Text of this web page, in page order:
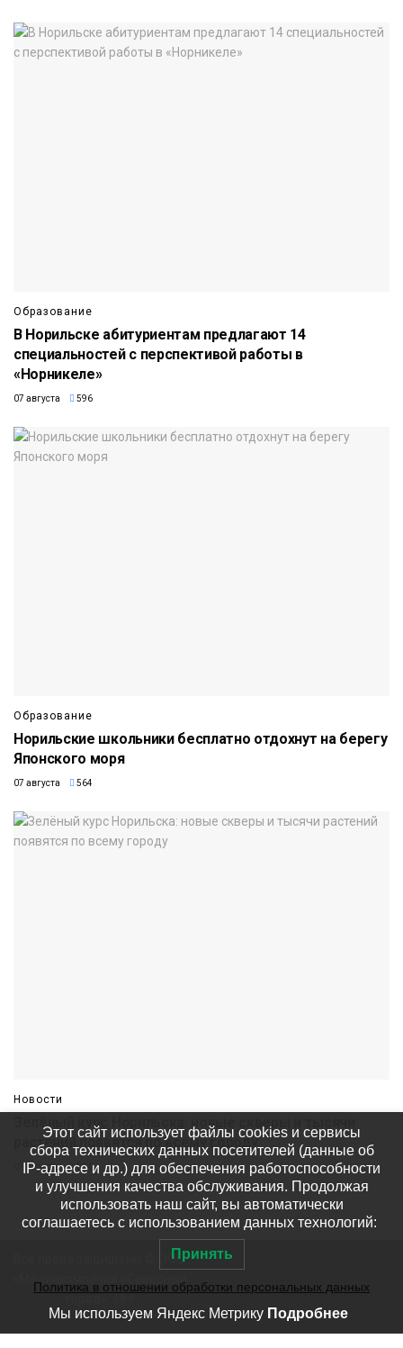
Образование
В Норильске абитуриентам предлагают 14
специальностей с перспективой работы в
«Норникеле»
07 августа 596
Образование
Норильские школьники бесплатно отдохнут на берегу
Японского моря
07 августа 564
Новости
Зелёный курс Норильска: новые скверы и тысячи
растений появятся по всему городу
07 августа 524
Все права защищены © ООО
«Медиакомпания «Северный
Этот сайт использует файлы cookies и сервисы
сбора технических данных посетителей (данные об
IP-адресе и др.) для обеспечения работоспособности
и улучшения качества обслуживания. Продолжая
использовать наш сайт, вы автоматически
соглашаетесь с использованием данных технологий:
Принять
Политика в отношении обработки персональных данных
Мы используем Яндекс Метрику Подробнее